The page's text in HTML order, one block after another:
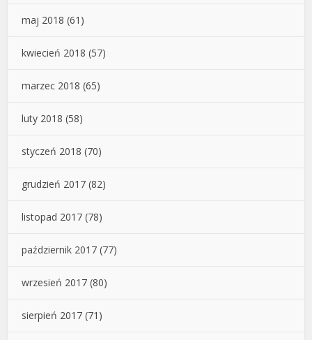
maj 2018 (61)
kwiecień 2018 (57)
marzec 2018 (65)
luty 2018 (58)
styczeń 2018 (70)
grudzień 2017 (82)
listopad 2017 (78)
październik 2017 (77)
wrzesień 2017 (80)
sierpień 2017 (71)